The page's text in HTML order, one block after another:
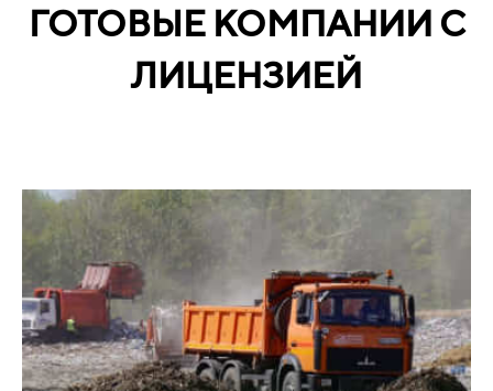
ГОТОВЫЕ КОМПАНИИ С
ЛИЦЕНЗИЕЙ